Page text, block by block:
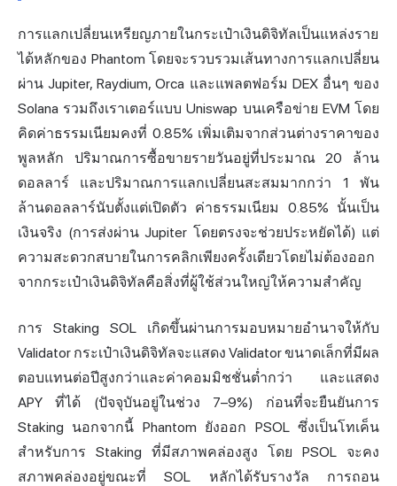
การแลกเปลี่ยนเหรียญภายในกระเป๋าเงินดิจิทัลเป็นแหล่งราย
ได้หลักของ Phantom โดยจะรวบรวมเส้นทางการแลกเปลี่ยน
ผ่าน Jupiter, Raydium, Orca และแพลตฟอร์ม DEX อื่นๆ ของ
Solana รวมถึงเราเตอร์แบบ Uniswap บนเครือข่าย EVM โดย
คิดค่าธรรมเนียมคงที่ 0.85% เพิ่มเติมจากส่วนต่างราคาของ
พูลหลัก ปริมาณการซื้อขายรายวันอยู่ที่ประมาณ 20 ล้าน
ดอลลาร์ และปริมาณการแลกเปลี่ยนสะสมมากกว่า 1 พัน
ล้านดอลลาร์นับตั้งแต่เปิดตัว ค่าธรรมเนียม 0.85% นั้นเป็น
เงินจริง (การส่งผ่าน Jupiter โดยตรงจะช่วยประหยัดได้) แต่
ความสะดวกสบายในการคลิกเพียงครั้งเดียวโดยไม่ต้องออก
จากกระเป๋าเงินดิจิทัลคือสิ่งที่ผู้ใช้ส่วนใหญ่ให้ความสำคัญ
การ Staking SOL เกิดขึ้นผ่านการมอบหมายอำนาจให้กับ
Validator กระเป๋าเงินดิจิทัลจะแสดง Validator ขนาดเล็กที่มีผล
ตอบแทนต่อปีสูงกว่าและค่าคอมมิชชั่นต่ำกว่า และแสดง
APY ที่ได้ (ปัจจุบันอยู่ในช่วง 7–9%) ก่อนที่จะยืนยันการ
Staking นอกจากนี้ Phantom ยังออก PSOL ซึ่งเป็นโทเค็น
สำหรับการ Staking ที่มีสภาพคล่องสูง โดย PSOL จะคง
สภาพคล่องอยู่ขณะที่ SOL หลักได้รับรางวัล การถอน